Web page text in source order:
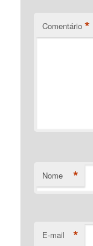
Comentário *
Nome *
E-mail *